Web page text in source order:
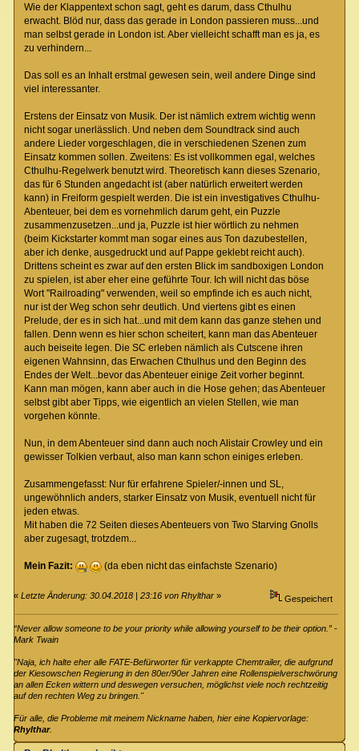
Wie der Klappentext schon sagt, geht es darum, dass Cthulhu
erwacht. Blöd nur, dass das gerade in London passieren muss...und
man selbst gerade in London ist. Aber vielleicht schafft man es ja, es
zu verhindern...
Das soll es an Inhalt erstmal gewesen sein, weil andere Dinge sind
viel interessanter.
Erstens der Einsatz von Musik. Der ist nämlich extrem wichtig wenn
nicht sogar unerlässlich. Und neben dem Soundtrack sind auch
andere Lieder vorgeschlagen, die in verschiedenen Szenen zum
Einsatz kommen sollen. Zweitens: Es ist vollkommen egal, welches
Cthulhu-Regelwerk benutzt wird. Theoretisch kann dieses Szenario,
das für 6 Stunden angedacht ist (aber natürlich erweitert werden
kann) in Freiform gespielt werden. Die ist ein investigatives Cthulhu-
Abenteuer, bei dem es vornehmlich darum geht, ein Puzzle
zusammenzusetzen...und ja, Puzzle ist hier wörtlich zu nehmen
(beim Kickstarter kommt man sogar eines aus Ton dazubestellen,
aber ich denke, ausgedruckt und auf Pappe geklebt reicht auch).
Drittens scheint es zwar auf den ersten Blick im sandboxigen London
zu spielen, ist aber eher eine geführte Tour. Ich will nicht das böse
Wort "Railroading" verwenden, weil so empfinde ich es auch nicht,
nur ist der Weg schon sehr deutlich. Und viertens gibt es einen
Prelude, der es in sich hat...und mit dem kann das ganze stehen und
fallen. Denn wenn es hier schon scheitert, kann man das Abenteuer
auch beiseite legen. Die SC erleben nämlich als Cutscene ihren
eigenen Wahnsinn, das Erwachen Cthulhus und den Beginn des
Endes der Welt...bevor das Abenteuer einige Zeit vorher beginnt.
Kann man mögen, kann aber auch in die Hose gehen; das Abenteuer
selbst gibt aber Tipps, wie eigentlich an vielen Stellen, wie man
vorgehen könnte.
Nun, in dem Abenteuer sind dann auch noch Alistair Crowley und ein
gewisser Tolkien verbaut, also man kann schon einiges erleben.
Zusammengefasst: Nur für erfahrene Spieler/-innen und SL,
ungewöhnlich anders, starker Einsatz von Musik, eventuell nicht für
jeden etwas.
Mit haben die 72 Seiten dieses Abenteuers von Two Starving Gnolls
aber zugesagt, trotzdem...
Mein Fazit: (da eben nicht das einfachste Szenario)
«Letzte Änderung: 30.04.2018 | 23:16 von Rhylthar » Gespeichert
“Never allow someone to be your priority while allowing yourself to be their option.” -
Mark Twain
"Naja, ich halte eher alle FATE-Befürworter für verkappte Chemtrailer, die aufgrund
der Kiesowschen Regierung in den 80er/90er Jahren eine Rollenspielverschwörung
an allen Ecken wittern und deswegen versuchen, möglichst viele noch rechtzeitig
auf den rechten Weg zu bringen."
Für alle, die Probleme mit meinem Nickname haben, hier eine Kopiervorlage:
Rhylthar.